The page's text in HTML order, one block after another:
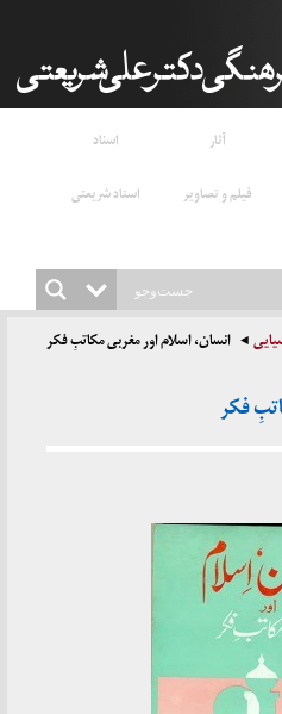
آثار
اسناد
فیلم و تصاویر
استاد شریعتی
انسان، اسلام اور مغربی مکاتبِ فکر
فکر